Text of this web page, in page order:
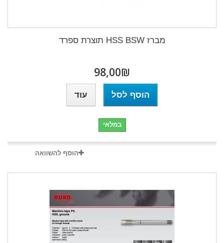
מברז HSS BSW תוצרת ספרד
₪‎98,00
הוסף לסל עוד
במלאי
הוסף להשוואה